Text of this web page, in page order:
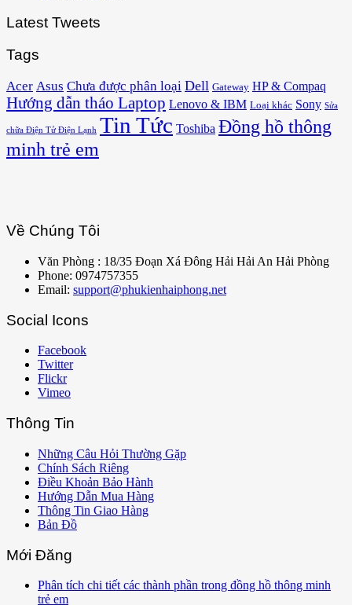
Latest Tweets
Tags
Acer Asus Chưa được phân loại Dell Gateway HP & Compaq
Hướng dẫn tháo Laptop Lenovo & IBM Loại khác Sony Sửa
chữa Điện Tử Điện Lạnh Tin Tức Toshiba Đồng hồ thông
minh trẻ em
Về Chúng Tôi
Văn Phòng : 18/35 Đoạn Xá Đông Hải Hải An Hải Phòng
Phone: 0974757355
Email: support@phukienhaiphong.net
Social Icons
Facebook
Twitter
Flickr
Vimeo
Thông Tin
Những Câu Hỏi Thường Gặp
Chính Sách Riêng
Điều Khoản Bảo Hành
Hướng Dẫn Mua Hàng
Thông Tin Giao Hàng
Bản Đồ
Mới Đăng
Phân tích chi tiết các thành phần trong đồng hồ thông minh
trẻ em